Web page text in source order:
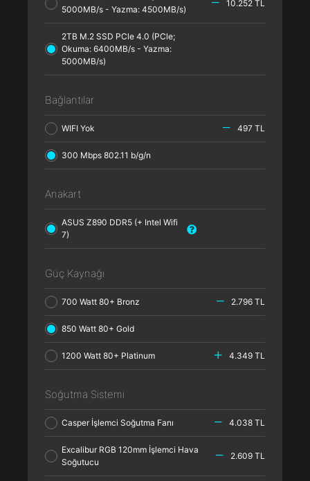
5000MB/s - Yazma: 4500MB/s)
10.252 TL
2TB M.2 SSD PCle 4.0 (PCle;
Okuma: 6400MB/s - Yazma:
5000MB/s)
Bağlantılar
WIFI Yok 497 TL
300 Mbps 802.11 b/g/n
Anakart
ASUS Z890 DDR5 (+ Intel Wifi
7)
Güç Kaynağı
700 Watt 80+ Bronz 2.796 TL
850 Watt 80+ Gold
1200 Watt 80+ Platinum 4.349 TL
Soğutma Sistemi
Casper İşlemci Soğutma Fanı 4.038 TL
Excalibur RGB 120mm İşlemci Hava
Soğutucu
2.609 TL